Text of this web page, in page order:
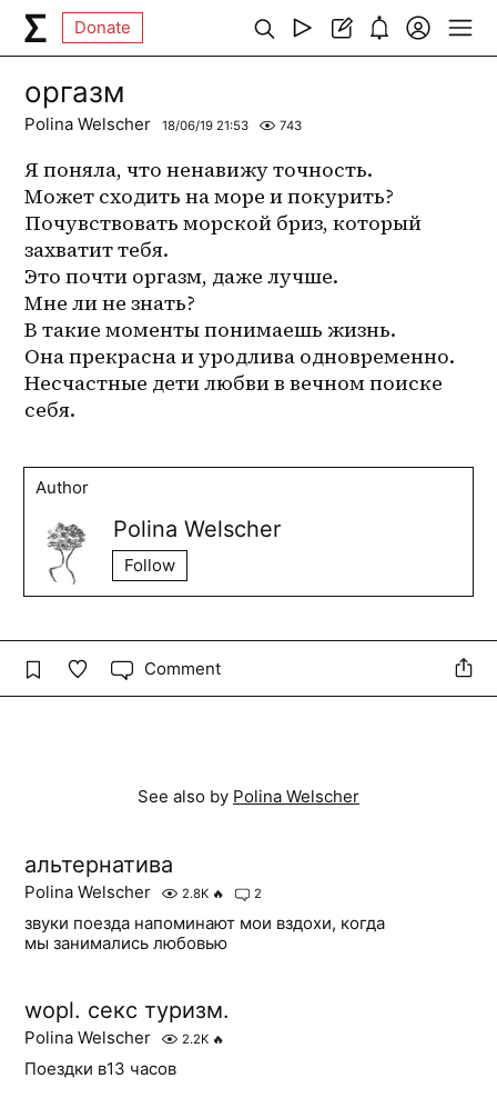
Donate
оргазм
Polina Welscher 18/06/19 21:53 743
Я поняла, что ненавижу точность.
Может сходить на море и покурить?
Почувствовать морской бриз, который
захватит тебя.
Это почти оргазм, даже лучше.
Мне ли не знать?
В такие моменты понимаешь жизнь.
Она прекрасна и уродлива одновременно.
Несчастные дети любви в вечном поиске
себя.
Author
Polina Welscher
Follow
Comment
See also by Polina Welscher
альтернатива
Polina Welscher 2.8K 🔥 2
звуки поезда напоминают мои вздохи, когда
мы занимались любовью
wopl. секс туризм.
Polina Welscher 2.2K 🔥
Поездки в13 часов